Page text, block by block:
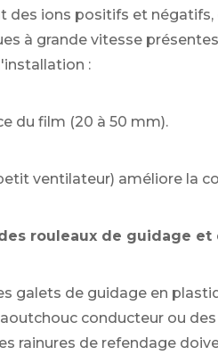
ions positifs et
à grande vitesse
:
du film (20 à 50 mm).
ventilateur) améliore la
rouleaux de guidage et
galets de guidage en
conducteur ou
rainures de refendage